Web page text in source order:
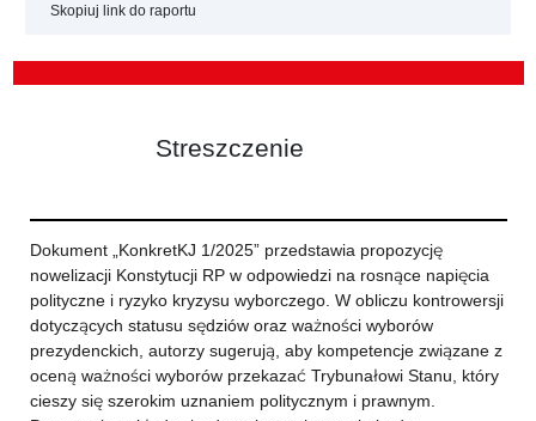
Skopiuj link do raportu
Streszczenie
Dokument „KonkretKJ 1/2025” przedstawia propozycję
nowelizacji Konstytucji RP w odpowiedzi na rosnące napięcia
polityczne i ryzyko kryzysu wyborczego. W obliczu kontrowersji
dotyczących statusu sędziów oraz ważności wyborów
prezydenckich, autorzy sugerują, aby kompetencje związane z
oceną ważności wyborów przekazać Trybunałowi Stanu, który
cieszy się szerokim uznaniem politycznym i prawnym.